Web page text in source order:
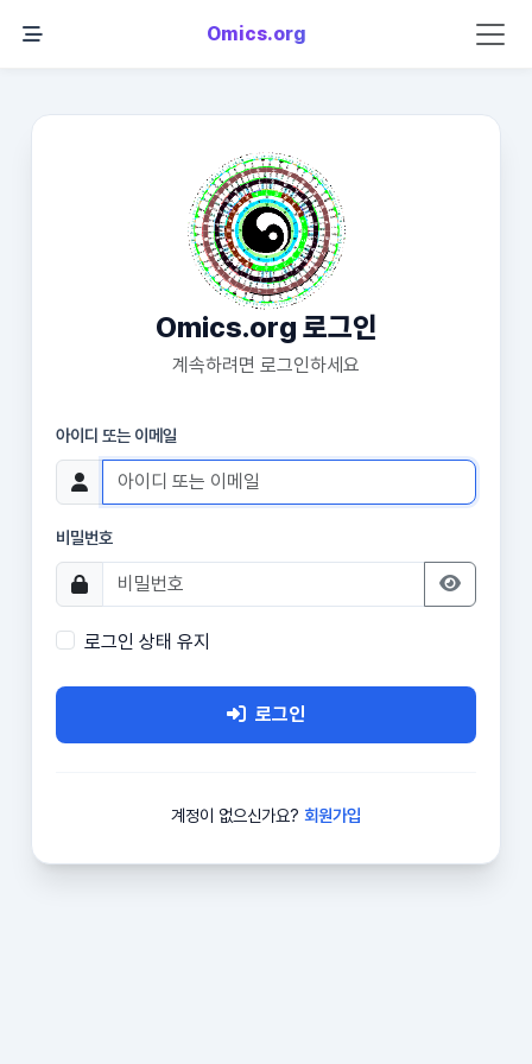
Omics.org
Omics.org 로그인
계속하려면 로그인하세요
아이디 또는 이메일
비밀번호
로그인 상태 유지
로그인
계정이 없으신가요? 회원가입